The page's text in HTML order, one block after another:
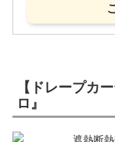
【ドレープカ
ロ』